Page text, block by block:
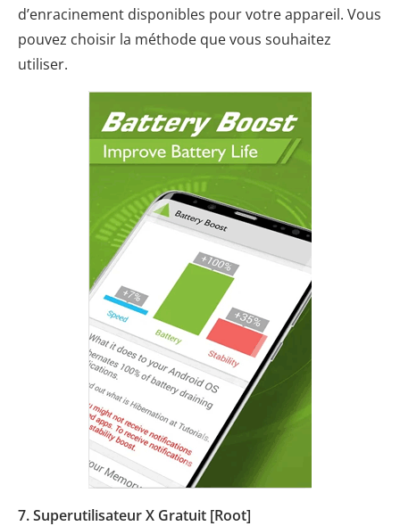
d’enracinement disponibles pour votre appareil. Vous
pouvez choisir la méthode que vous souhaitez
utiliser.
7. Superutilisateur X Gratuit [Root]